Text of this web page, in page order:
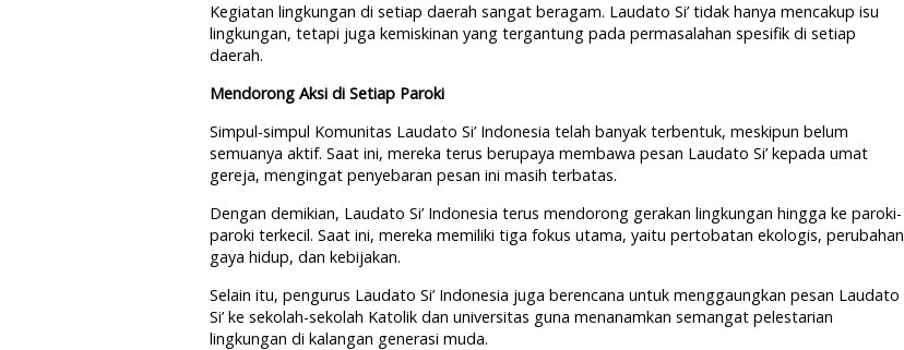
Kegiatan lingkungan di setiap daerah sangat beragam. Laudato Si’ tidak hanya mencakup isu
lingkungan, tetapi juga kemiskinan yang tergantung pada permasalahan spesifik di setiap
daerah.
Mendorong Aksi di Setiap Paroki
Simpul-simpul Komunitas Laudato Si’ Indonesia telah banyak terbentuk, meskipun belum
semuanya aktif. Saat ini, mereka terus berupaya membawa pesan Laudato Si’ kepada umat
gereja, mengingat penyebaran pesan ini masih terbatas.
Dengan demikian, Laudato Si’ Indonesia terus mendorong gerakan lingkungan hingga ke paroki-
paroki terkecil. Saat ini, mereka memiliki tiga fokus utama, yaitu pertobatan ekologis, perubahan
gaya hidup, dan kebijakan.
Selain itu, pengurus Laudato Si’ Indonesia juga berencana untuk menggaungkan pesan Laudato
Si’ ke sekolah-sekolah Katolik dan universitas guna menanamkan semangat pelestarian
lingkungan di kalangan generasi muda.